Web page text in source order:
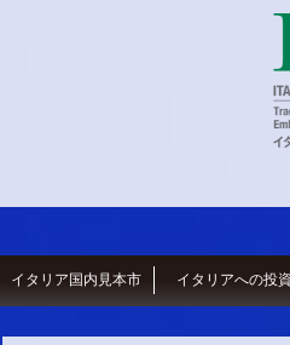
イタリア国内見本市 イタリアへの投